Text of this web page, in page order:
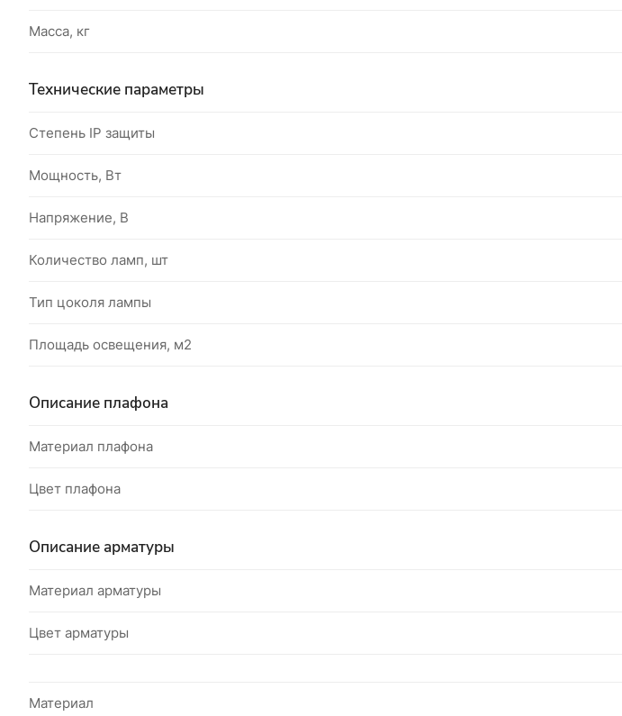
Масса, кг
Технические параметры
Степень IP защиты
Мощность, Вт
Напряжение, В
Количество ламп, шт
Тип цоколя лампы
Площадь освещения, м2
Описание плафона
Материал плафона
Цвет плафона
Описание арматуры
Материал арматуры
Цвет арматуры
Материал